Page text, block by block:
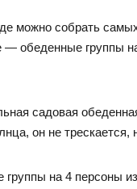
можно собрать
группы
садовая
он не трескается,
на 4 персоны